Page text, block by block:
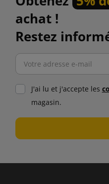
achat !
Restez
J'ai lu et j'accepte les
magasin.